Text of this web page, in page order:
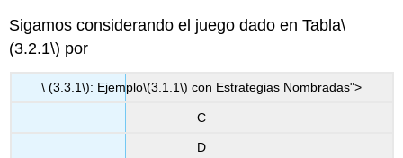
Sigamos considerando el juego dado en Tabla\
(3.2.1\) por
\ (3.3.1\): Ejemplo\(3.1.1\) con Estrategias Nombradas">
C
D